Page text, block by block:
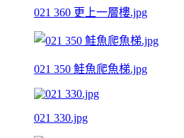
021 360 更上一層樓.jpg
021 350 鮭魚爬魚梯.jpg
021 330.jpg